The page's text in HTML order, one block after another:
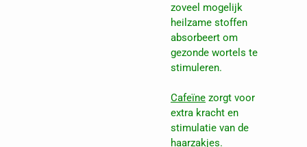
zoveel mogelijk
heilzame stoffen
absorbeert om
gezonde wortels te
stimuleren.
Cafeïne zorgt voor
extra kracht en
stimulatie van de
haarzakjes.